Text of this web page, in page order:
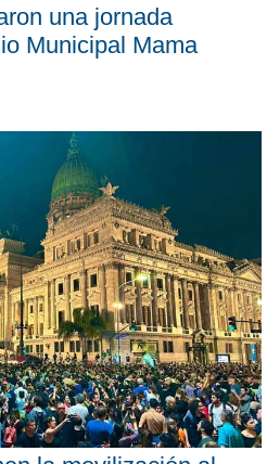
una jornada
Municipal Mama